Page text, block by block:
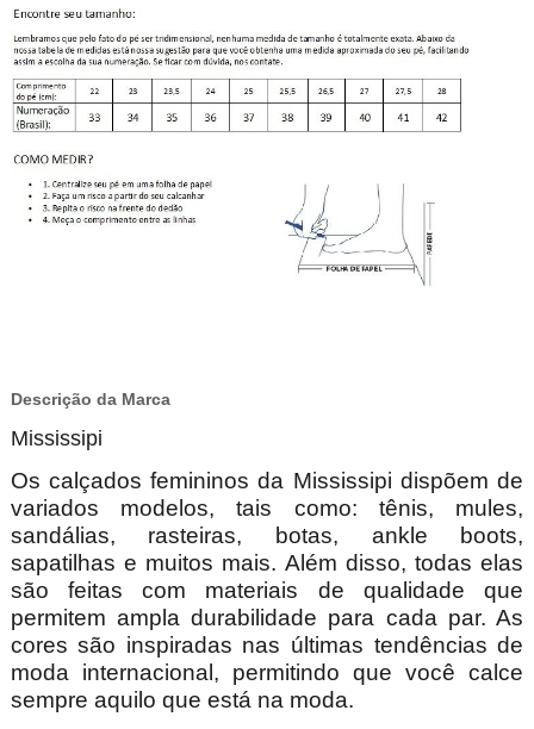
Descrição da Marca
Mississipi
Os calçados femininos da Mississipi dispõem de
variados modelos, tais como: tênis, mules,
sandálias, rasteiras, botas, ankle boots,
sapatilhas e muitos mais. Além disso, todas elas
são feitas com materiais de qualidade que
permitem ampla durabilidade para cada par. As
cores são inspiradas nas últimas tendências de
moda internacional, permitindo que você calce
sempre aquilo que está na moda.